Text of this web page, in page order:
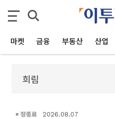
마켓 금융 부동산 산업
장종료 2026.08.07